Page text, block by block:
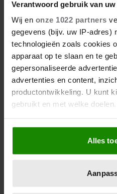
Verantwoord gebruik van
Wij en onze 1022 partners
gegevens (bijv. uw IP-adres)
technologieën zoals cookies
apparaat op te slaan en te
gepersonaliseerde
advertenties en content,
productontwikkeling. U kunt
gebruikt en met welke doelen.
Als u het toestaat, willen we
Informatie
locatie, die tot een paar
scannen op specifieke
Alles